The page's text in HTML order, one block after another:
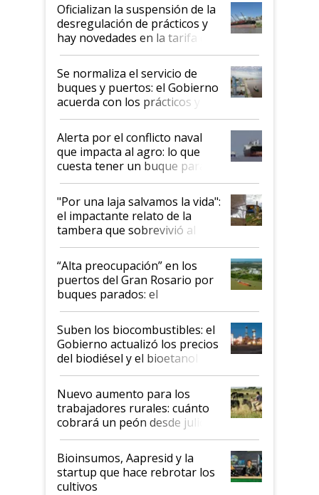
Oficializan la suspensión de la
desregulación de prácticos y
hay novedades en la tarifa de
la hidrovía
Se normaliza el servicio de
buques y puertos: el Gobierno
acuerda con los prácticos y
suspende el decreto de
desregulación
Alerta por el conflicto naval
que impacta al agro: lo que
cuesta tener un buque parado
y el peligro de que Argentina
pase a ser "país sucio"
"Por una laja salvamos la vida":
el impactante relato de la
tambera que sobrevivió al
tornado
“Alta preocupación” en los
puertos del Gran Rosario por
buques parados: el
funcionamiento de las
exportadoras en tensión tras
la medida de fuerza de los
prácticos
Suben los biocombustibles: el
Gobierno actualizó los precios
del biodiésel y el bioetanol
Nuevo aumento para los
trabajadores rurales: cuánto
cobrará un peón desde julio
Bioinsumos, Aapresid y la
startup que hace rebrotar los
cultivos